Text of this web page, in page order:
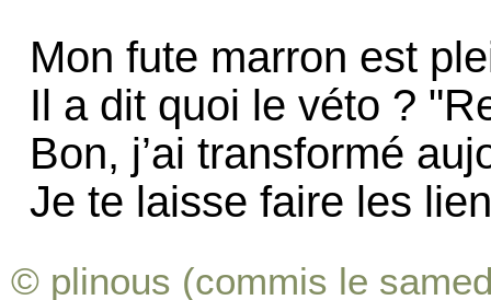
Mon fute marron est
Il a dit quoi le véto ?
Bon, j’ai transformé
Je te laisse faire les
© plinous (commis le